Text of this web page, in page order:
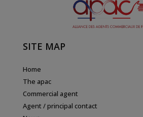
SITE MAP
Home
The apac
Commercial agent
Agent / principal contact